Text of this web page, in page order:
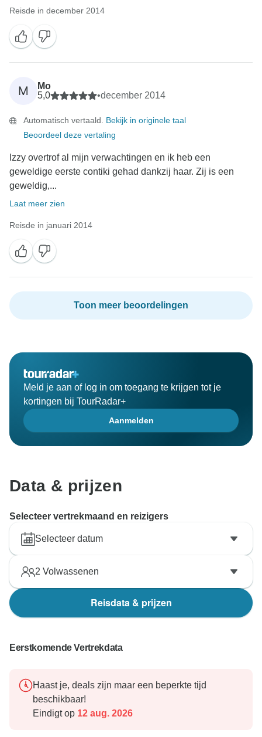
Reisde in december 2014
M
Mo
5,0
•december 2014
Automatisch vertaald. Bekijk in originele taal
Beoordeel deze vertaling
Izzy overtrof al mijn verwachtingen en ik heb een
geweldige eerste contiki gehad dankzij haar. Zij is een
geweldig,...
Laat meer zien
Reisde in januari 2014
Toon meer beoordelingen
Meld je aan of log in om toegang te krijgen tot je
kortingen bij TourRadar+
Aanmelden
Data & prijzen
Selecteer vertrekmaand en reizigers
Selecteer datum
2 Volwassenen
Reisdata & prijzen
Eerstkomende Vertrekdata
Haast je, deals zijn maar een beperkte tijd
beschikbaar!
Eindigt op 12 aug. 2026